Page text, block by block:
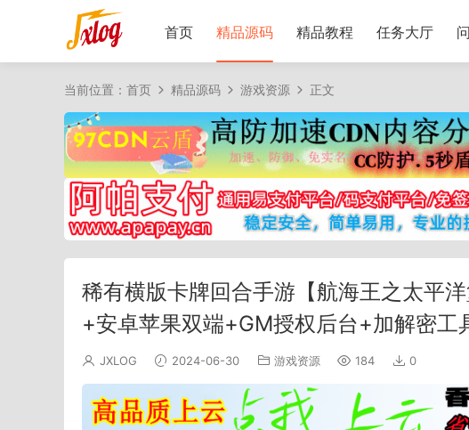
首页 精品源码 精品教程 任务大厅
当前位置： 首页 精品源码 游戏资源 正文
稀有横版卡牌回合手游【航海王之太平
+安卓苹果双端+GM授权后台+加解密工
JXLOG 2024-06-30 游戏资源 184 0